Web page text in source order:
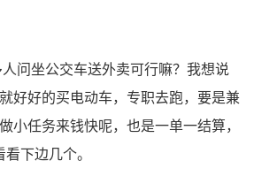
问坐公交车送外卖可行嘛？我想说
好好的买电动车，专职去跑，要是兼
小任务来钱快呢，也是一单一结算，
下边几个。